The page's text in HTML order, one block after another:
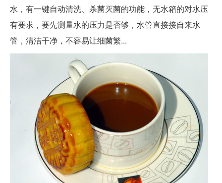
水，有一键自动清洗、杀菌灭菌的功能，无水箱的对水压
有要求，要先测量水的压力是否够，水管直接接自来水
管，清洁干净，不容易让细菌繁...